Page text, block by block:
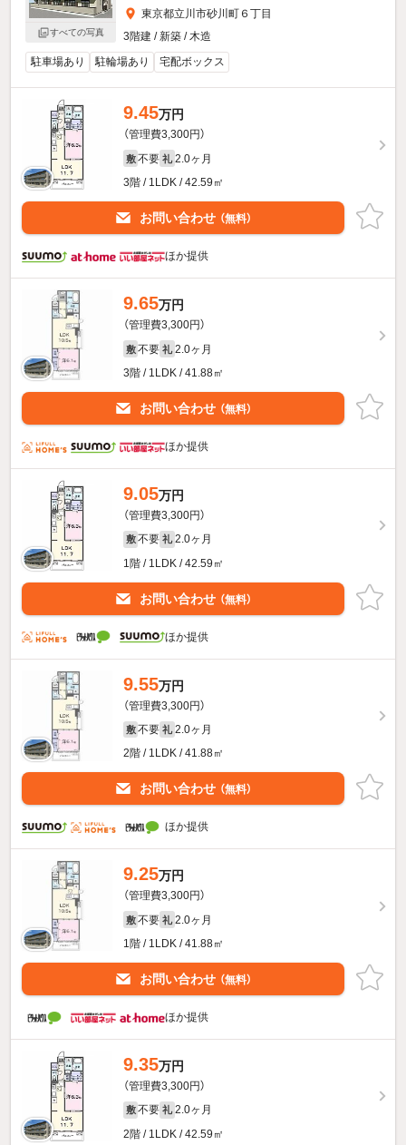
すべての写真
東京都立川市砂川町６丁目
3階建 / 新築 / 木造
駐車場あり
駐輪場あり 宅配ボックス
9.45万円
（管理費3,300円）
敷 不要 礼 2.0ヶ月
3階 / 1LDK / 42.59㎡
お問い合わせ （無料）
ほか提供
9.65万円
（管理費3,300円）
敷 不要 礼 2.0ヶ月
3階 / 1LDK / 41.88㎡
お問い合わせ （無料）
ほか提供
9.05万円
（管理費3,300円）
敷 不要 礼 2.0ヶ月
1階 / 1LDK / 42.59㎡
お問い合わせ （無料）
ほか提供
9.55万円
（管理費3,300円）
敷 不要 礼 2.0ヶ月
2階 / 1LDK / 41.88㎡
お問い合わせ （無料）
ほか提供
9.25万円
（管理費3,300円）
敷 不要 礼 2.0ヶ月
1階 / 1LDK / 41.88㎡
お問い合わせ （無料）
ほか提供
9.35万円
（管理費3,300円）
敷 不要 礼 2.0ヶ月
2階 / 1LDK / 42.59㎡